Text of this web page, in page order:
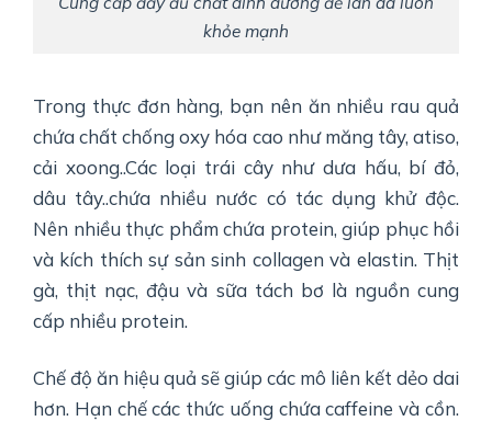
khỏe mạnh
Trong thực đơn hàng, bạn nên ăn nhiều rau quả
chứa chất chống oxy hóa cao như măng tây, atiso,
cải xoong..Các loại trái cây như dưa hấu, bí đỏ,
dâu tây..chứa nhiều nước có tác dụng khử độc.
Nên nhiều thực phẩm chứa protein, giúp phục hồi
và kích thích sự sản sinh collagen và elastin. Thịt
gà, thịt nạc, đậu và sữa tách bơ là nguồn cung
cấp nhiều protein.
Chế độ ăn hiệu quả sẽ giúp các mô liên kết dẻo dai
hơn. Hạn chế các thức uống chứa caffeine và cồn.